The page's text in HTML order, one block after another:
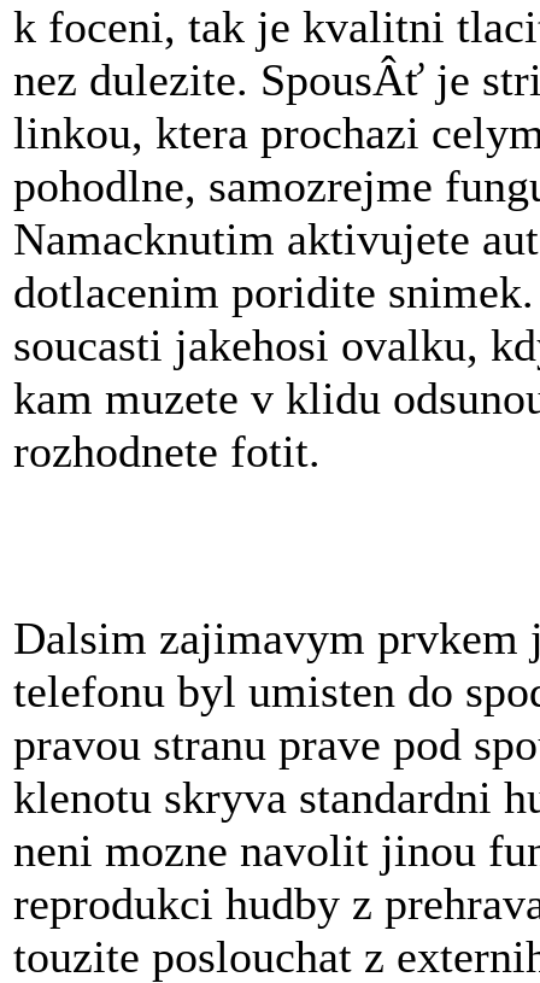
k foceni, tak je kvalitni
nez dulezite. SpousÂť je
linkou, ktera prochazi
pohodlne, samozrejme
Namacknutim aktivujete
dotlacenim poridite
soucasti jakehosi ovalku,
kam muzete v klidu
rozhodnete fotit.
Dalsim zajimavym prvkem
telefonu byl umisten do
pravou stranu prave pod
klenotu skryva standardni
neni mozne navolit jinou
reprodukci hudby z
touzite poslouchat z